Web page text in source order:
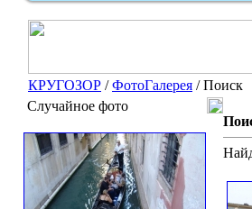
КРУГОЗОР /ФотоГалерея / Поиск
Случайное фото